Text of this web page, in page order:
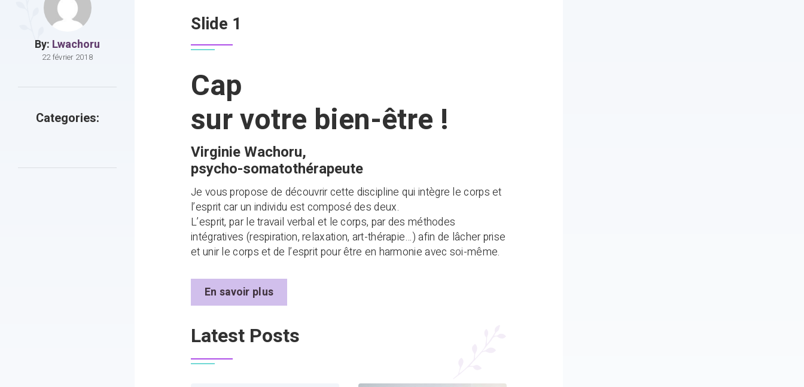
By: Lwachoru
22 février 2018
Categories:
Slide 1
Cap
sur votre bien-être !
Virginie Wachoru,
psycho-somatothérapeute
Je vous propose de découvrir cette discipline qui intègre le corps et
l’esprit car un individu est composé des deux.
L’esprit, par le travail verbal et le corps, par des méthodes
intégratives (respiration, relaxation, art-thérapie…) afin de lâcher prise
et unir le corps et de l’esprit pour être en harmonie avec soi-même.
En savoir plus
Latest Posts